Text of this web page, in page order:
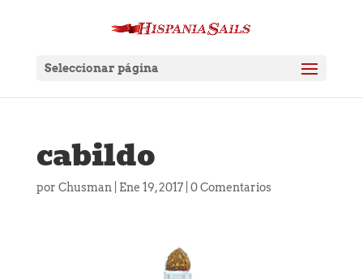
Seleccionar página
cabildo
por Chusman Ene 19, 2017| 0 Comentarios